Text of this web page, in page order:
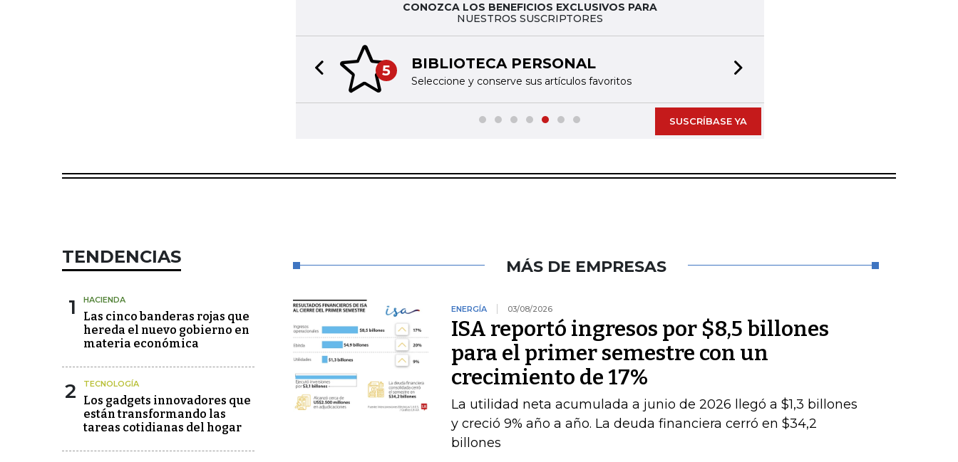
CONOZCA LOS BENEFICIOS EXCLUSIVOS PARA
NUESTROS SUSCRIPTORES
5 BIBLIOTECA PERSONAL
Seleccione y conserve sus artículos favoritos
Previous slide
SUSCRÍBASE YA
TENDENCIAS
1 HACIENDA
Las cinco banderas rojas que
hereda el nuevo gobierno en
materia económica
2 TECNOLOGÍA
Los gadgets innovadores que
están transformando las
tareas cotidianas del hogar
MÁS DE EMPRESAS
ENERGÍA 03/08/2026
ISA reportó ingresos por $8,5 billones
para el primer semestre con un
crecimiento de 17%
La utilidad neta acumulada a junio de 2026 llegó a $1,3 billones
y creció 9% año a año. La deuda financiera cerró en $34,2
billones